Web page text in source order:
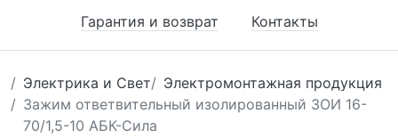
Гарантия и возврат
Контакты
Электрика и Свет
Электромонтажная продукция
Зажим ответвительный изолированный ЗОИ 16-
70/1,5-10 АБК-Сила